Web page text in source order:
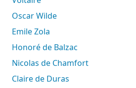
Oscar Wilde
Emile Zola
Honoré de Balzac
Nicolas de Chamfort
Claire de Duras